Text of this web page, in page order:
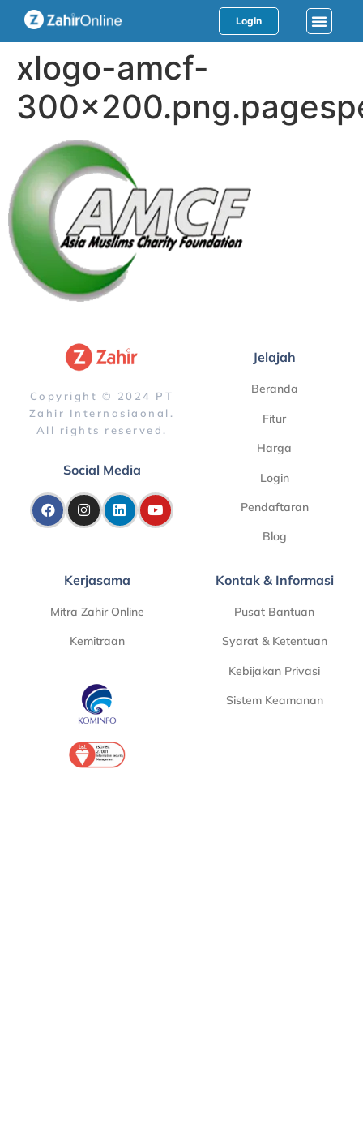
Login
xlogo-amcf-
Copyright © 2024 PT
Zahir Internasiaonal.
All rights reserved.
Social Media
Jelajah
Beranda
Fitur
Harga
Login
Pendaftaran
Blog
Kerjasama
Mitra Zahir Online
Kemitraan
Kontak & Informasi
Pusat Bantuan
Syarat & Ketentuan
Kebijakan Privasi
Sistem Keamanan